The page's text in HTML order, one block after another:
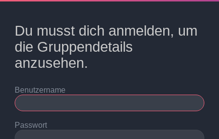
Du musst dich anmelden, um
die Gruppendetails
anzusehen.
Benutzername
Passwort